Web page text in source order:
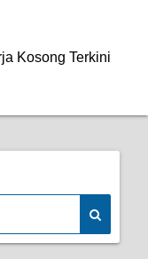
Kosong Terkini